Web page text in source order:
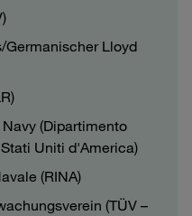
Germanischer Lloyd
(Dipartimento
Uniti d'America)
(RINA)
(TÜV –